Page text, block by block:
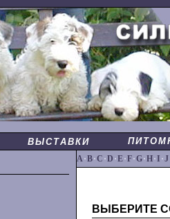
ВЫСТАВКИ
A·B·C ·D ·E·F·G·H·I ·J
ВЫБЕРИТЕ